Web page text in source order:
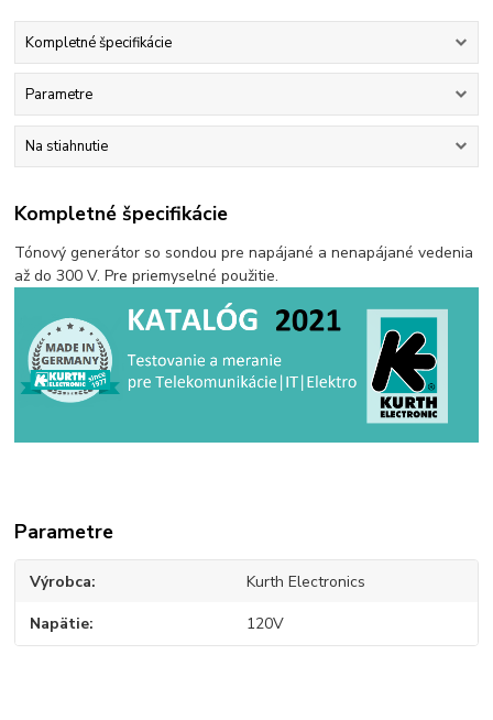
Kompletné špecifikácie
Parametre
Na stiahnutie
Kompletné špecifikácie
Tónový generátor so sondou pre napájané a nenapájané vedenia
až do 300 V. Pre priemyselné použitie.
Parametre
Výrobca Kurth Electronics
Napätie 120V